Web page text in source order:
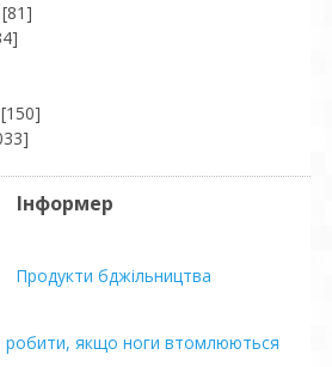
[81]
[150]
Інформер
Продукти бджільництва
якщо ноги втомлюються